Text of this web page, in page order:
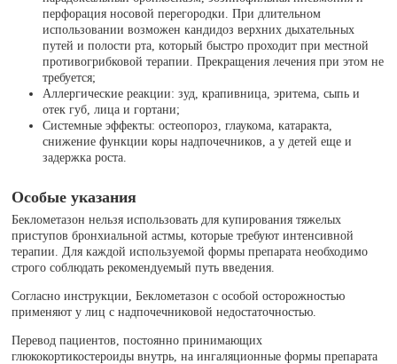
перфорация носовой перегородки. При длительном
использовании возможен кандидоз верхних дыхательных
путей и полости рта, который быстро проходит при местной
противогрибковой терапии. Прекращения лечения при этом не
требуется;
Аллергические реакции: зуд, крапивница, эритема, сыпь и
отек губ, лица и гортани;
Системные эффекты: остеопороз, глаукома, катаракта,
снижение функции коры надпочечников, а у детей еще и
задержка роста.
Особые указания
Беклометазон нельзя использовать для купирования тяжелых
приступов бронхиальной астмы, которые требуют интенсивной
терапии. Для каждой используемой формы препарата необходимо
строго соблюдать рекомендуемый путь введения.
Согласно инструкции, Беклометазон с особой осторожностью
применяют у лиц с надпочечниковой недостаточностью.
Перевод пациентов, постоянно принимающих
глюкокортикостероиды внутрь, на ингаляционные формы препарата